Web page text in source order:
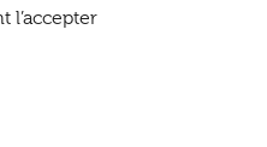
l’accepter